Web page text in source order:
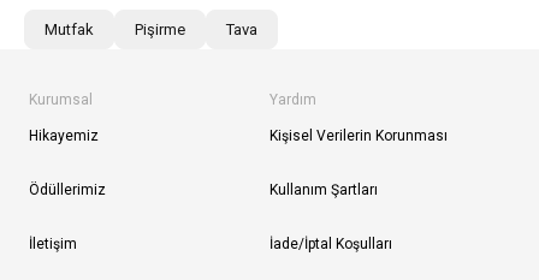
Mutfak Pişirme Tava
Kurumsal
Hikayemiz
Ödüllerimiz
İletişim
Yardım
Kişisel Verilerin Korunması
Kullanım Şartları
İade/İptal Koşulları